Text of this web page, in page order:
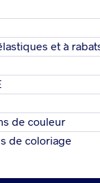
et à
de couleur
de coloriage